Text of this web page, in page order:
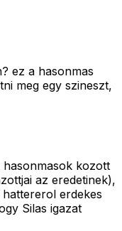
ez a hasonmas
meg egy szineszt,
kozott
az eredetinek),
erdekes
Silas igazat